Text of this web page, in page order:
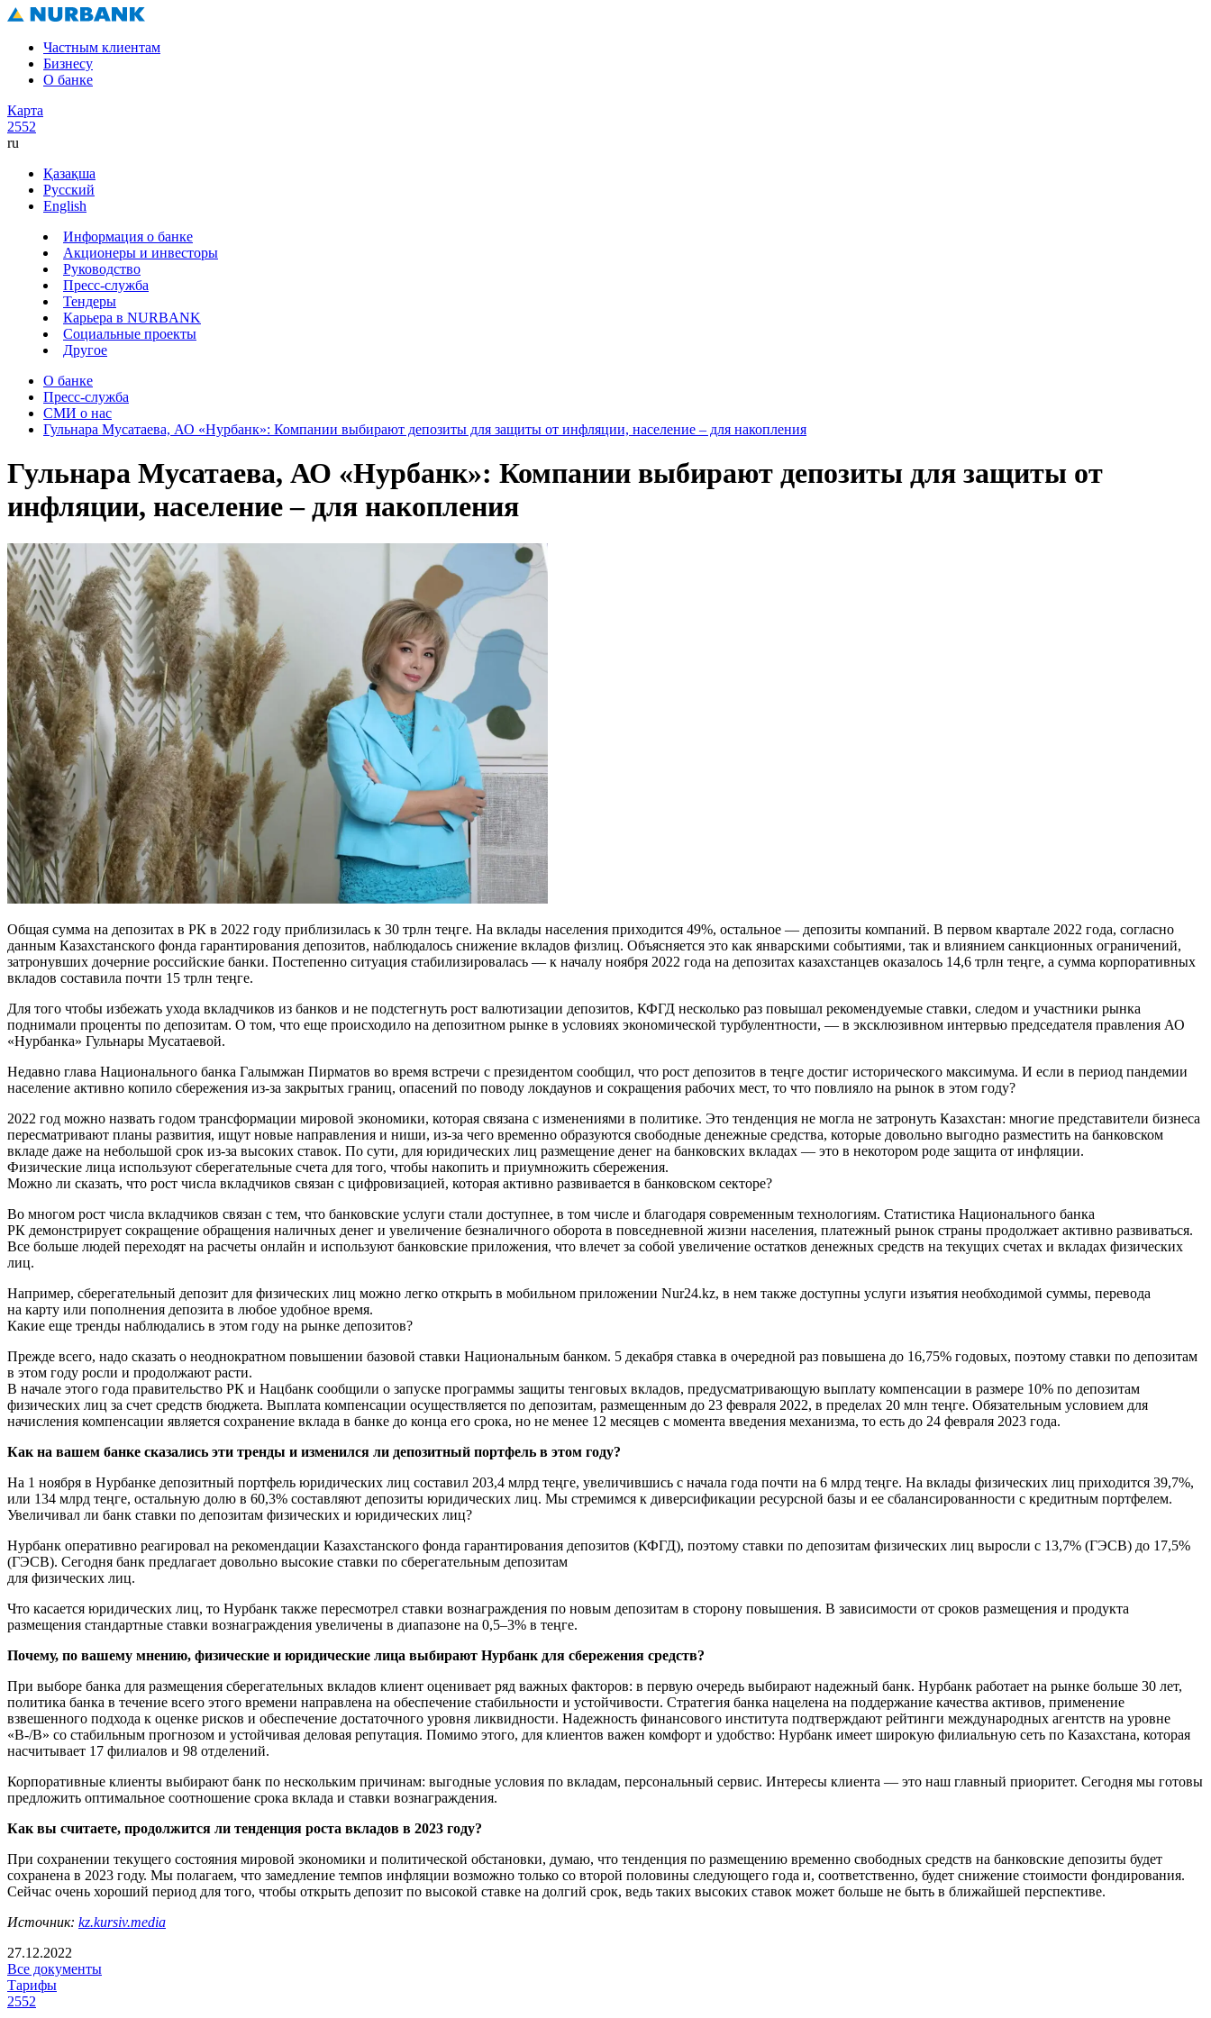
Частным клиентам
Бизнесу
О банке
Карта
2552
ru
Қазақша
Русский
English
Информация о банке
Акционеры и инвесторы
Руководство
Пресс-служба
Тендеры
Карьера в NURBANK
Социальные проекты
Другое
О банке
Пресс-служба
СМИ о нас
Гульнара Мусатаева, АО «Нурбанк»: Компании выбирают депозиты для защиты от инфляции, население – для накопления
Гульнара Мусатаева, АО «Нурбанк»: Компании выбирают депозиты для защиты от
инфляции, население – для накопления
Общая сумма на депозитах в РК в 2022 году приблизилась к 30 трлн теңге. На вклады населения приходится 49%, остальное — депозиты компаний. В первом квартале 2022 года, согласно
данным Казахстанского фонда гарантирования депозитов, наблюдалось снижение вкладов физлиц. Объясняется это как январскими событиями, так и влиянием санкционных ограничений,
затронувших дочерние российские банки. Постепенно ситуация стабилизировалась — к началу ноября 2022 года на депозитах казахстанцев оказалось 14,6 трлн теңге, а сумма корпоративных
вкладов составила почти 15 трлн теңге.
Для того чтобы избежать ухода вкладчиков из банков и не подстегнуть рост валютизации депозитов, КФГД несколько раз повышал рекомендуемые ставки, следом и участники рынка
поднимали проценты по депозитам. О том, что еще происходило на депозитном рынке в условиях экономической турбулентности, — в эксклюзивном интервью председателя правления АО
«Нурбанка» Гульнары Мусатаевой.
Недавно глава Национального банка Галымжан Пирматов во время встречи с президентом сообщил, что рост депозитов в теңге достиг исторического максимума. И если в период пандемии
население активно копило сбережения из-за закрытых границ, опасений по поводу локдаунов и сокращения рабочих мест, то что повлияло на рынок в этом году?
2022 год можно назвать годом трансформации мировой экономики, которая связана с изменениями в политике. Это тенденция не могла не затронуть Казахстан: многие представители бизнеса
пересматривают планы развития, ищут новые направления и ниши, из-за чего временно образуются свободные денежные средства, которые довольно выгодно разместить на банковском
вкладе даже на небольшой срок из-за высоких ставок. По сути, для юридических лиц размещение денег на банковских вкладах — это в некотором роде защита от инфляции.
Физические лица используют сберегательные счета для того, чтобы накопить и приумножить сбережения.
Можно ли сказать, что рост числа вкладчиков связан с цифровизацией, которая активно развивается в банковском секторе?
Во многом рост числа вкладчиков связан с тем, что банковские услуги стали доступнее, в том числе и благодаря современным технологиям. Статистика Национального банка
РК демонстрирует сокращение обращения наличных денег и увеличение безналичного оборота в повседневной жизни населения, платежный рынок страны продолжает активно развиваться.
Все больше людей переходят на расчеты онлайн и используют банковские приложения, что влечет за собой увеличение остатков денежных средств на текущих счетах и вкладах физических
лиц.
Например, сберегательный депозит для физических лиц можно легко открыть в мобильном приложении Nur24.kz, в нем также доступны услуги изъятия необходимой суммы, перевода
на карту или пополнения депозита в любое удобное время.
Какие еще тренды наблюдались в этом году на рынке депозитов?
Прежде всего, надо сказать о неоднократном повышении базовой ставки Национальным банком. 5 декабря ставка в очередной раз повышена до 16,75% годовых, поэтому ставки по депозитам
в этом году росли и продолжают расти.
В начале этого года правительство РК и Нацбанк сообщили о запуске программы защиты тенговых вкладов, предусматривающую выплату компенсации в размере 10% по депозитам
физических лиц за счет средств бюджета. Выплата компенсации осуществляется по депозитам, размещенным до 23 февраля 2022, в пределах 20 млн теңге. Обязательным условием для
начисления компенсации является сохранение вклада в банке до конца его срока, но не менее 12 месяцев с момента введения механизма, то есть до 24 февраля 2023 года.
Как на вашем банке сказались эти тренды и изменился ли депозитный портфель в этом году?
На 1 ноября в Нурбанке депозитный портфель юридических лиц составил 203,4 млрд теңге, увеличившись с начала года почти на 6 млрд теңге. На вклады физических лиц приходится 39,7%,
или 134 млрд теңге, остальную долю в 60,3% составляют депозиты юридических лиц. Мы стремимся к диверсификации ресурсной базы и ее сбалансированности с кредитным портфелем.
Увеличивал ли банк ставки по депозитам физических и юридических лиц?
Нурбанк оперативно реагировал на рекомендации Казахстанского фонда гарантирования депозитов (КФГД), поэтому ставки по депозитам физических лиц выросли с 13,7% (ГЭСВ) до 17,5%
(ГЭСВ). Сегодня банк предлагает довольно высокие ставки по сберегательным депозитам
для физических лиц.
Что касается юридических лиц, то Нурбанк также пересмотрел ставки вознаграждения по новым депозитам в сторону повышения. В зависимости от сроков размещения и продукта
размещения стандартные ставки вознаграждения увеличены в диапазоне на 0,5–3% в теңге.
Почему, по вашему мнению, физические и юридические лица выбирают Нурбанк для сбережения средств?
При выборе банка для размещения сберегательных вкладов клиент оценивает ряд важных факторов: в первую очередь выбирают надежный банк. Нурбанк работает на рынке больше 30 лет,
политика банка в течение всего этого времени направлена на обеспечение стабильности и устойчивости. Стратегия банка нацелена на поддержание качества активов, применение
взвешенного подхода к оценке рисков и обеспечение достаточного уровня ликвидности. Надежность финансового института подтверждают рейтинги международных агентств на уровне
«B-/B» со стабильным прогнозом и устойчивая деловая репутация. Помимо этого, для клиентов важен комфорт и удобство: Нурбанк имеет широкую филиальную сеть по Казахстана, которая
насчитывает 17 филиалов и 98 отделений.
Корпоративные клиенты выбирают банк по нескольким причинам: выгодные условия по вкладам, персональный сервис. Интересы клиента — это наш главный приоритет. Сегодня мы готовы
предложить оптимальное соотношение срока вклада и ставки вознаграждения.
Как вы считаете, продолжится ли тенденция роста вкладов в 2023 году?
При сохранении текущего состояния мировой экономики и политической обстановки, думаю, что тенденция по размещению временно свободных средств на банковские депозиты будет
сохранена в 2023 году. Мы полагаем, что замедление темпов инфляции возможно только со второй половины следующего года и, соответственно, будет снижение стоимости фондирования.
Сейчас очень хороший период для того, чтобы открыть депозит по высокой ставке на долгий срок, ведь таких высоких ставок может больше не быть в ближайшей перспективе.
Источник: kz.kursiv.media
27.12.2022
Все документы
Тарифы
2552